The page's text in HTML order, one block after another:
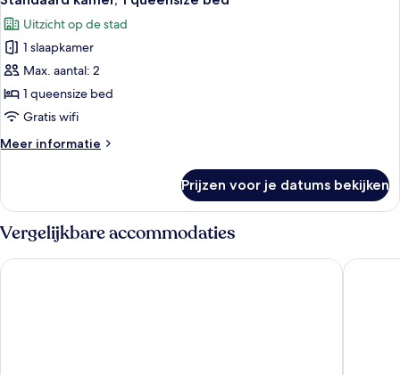
foto's
voor
Standaard
kamer,
1
queensize
laden
Uitzicht op de stad
1 slaapkamer
Max. aantal: 2
1 queensize bed
Gratis wifi
Meer informatie
Meer
kamer,
queensize
Prijzen voor je datums bekijken
Vergelijkbare accommodaties
Radisson Hotel & Suites Zurich Moxy